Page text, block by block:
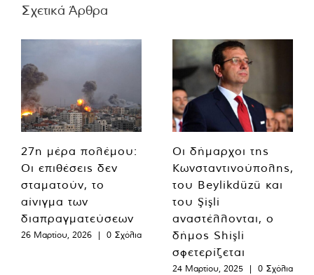
Σχετικά Άρθρα
27η μέρα πολέμου:
Οι επιθέσεις δεν
σταματούν, το
αίνιγμα των
διαπραγματεύσεων
26 Μαρτίου, 2026 | 0 Σχόλια
Οι δήμαρχοι της
Κωνσταντινούπολης,
του Beylikdüzü και
του Şişli
αναστέλλονται, ο
δήμος Shişli
σφετερίζεται
24 Μαρτίου, 2025 | 0 Σχόλια